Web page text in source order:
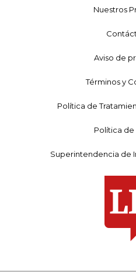
Nuestros
Aviso de
Términos y
Política de
Política
Superintendencia de